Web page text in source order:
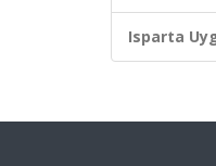
Isparta